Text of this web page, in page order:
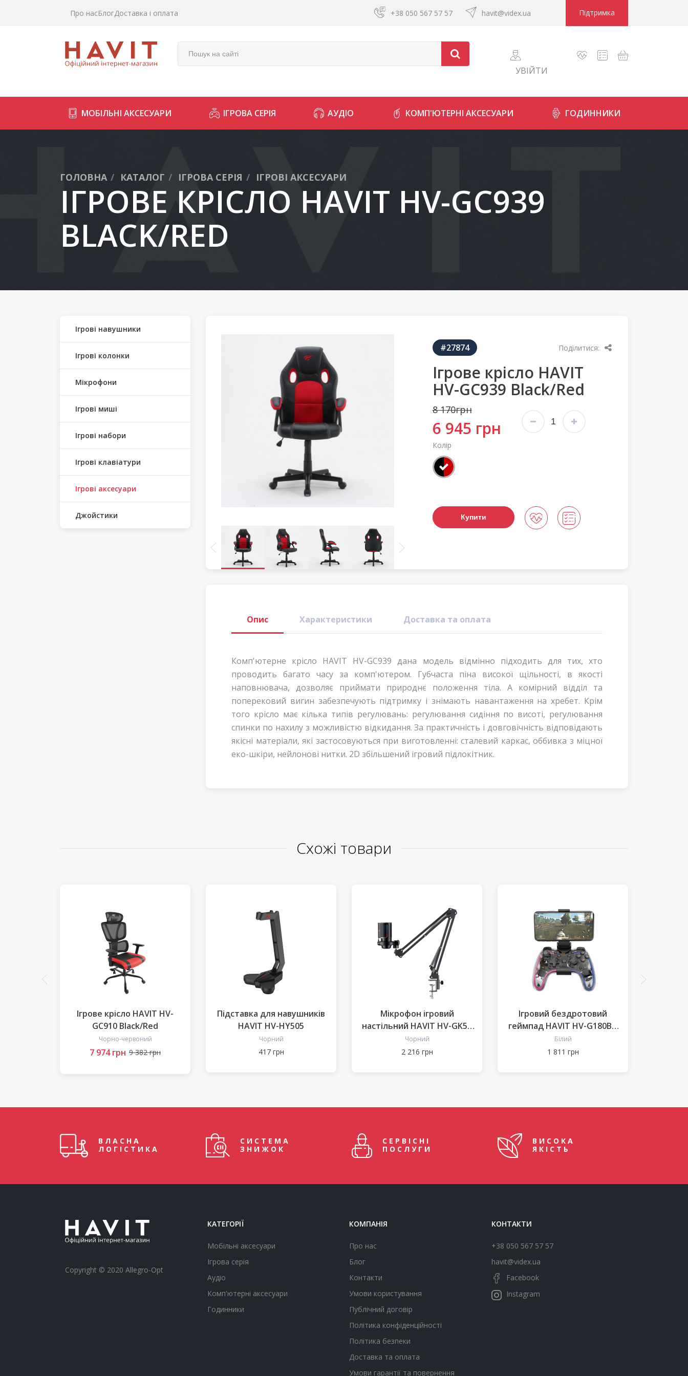
Про насБлогДоставка і оплата +38 050 567 57 57 havit@videx.ua Підтримка
УВІЙТИ
МОБІЛЬНІ АКСЕСУАРИ ІГРОВА СЕРІЯ АУДІО КОМП'ЮТЕРНІ АКСЕСУАРИ ГОДИННИКИ
ГОЛОВНА КАТАЛОГ ІГРОВА СЕРІЯ ІГРОВІ АКСЕСУАРИ
ІГРОВЕ КРІСЛО HAVIT HV-GC939
BLACK/RED
Ігрові навушники
Ігрові колонки
Мікрофони
Ігрові миші
Ігрові набори
Ігрові клавіатури
Ігрові аксесуари
Джойстики
Поділитися:
#27874
Ігрове крісло HAVIT
HV-GC939 Black/Red
8 170грн
6 945 грн
Колір
Купити
Опис Характеристики Доставка та оплата
Комп'ютерне крісло HAVIT HV-GC939 дана модель відмінно підходить для тих, хто
проводить багато часу за комп'ютером. Губчаста піна високої щільності, в якості
наповнювача, дозволяє приймати природнє положення тіла. А комірний відділ та
поперековий вигин забезпечують підтримку і знімають навантаження на хребет. Крім
того крісло має кілька типів регулювань: регулювання сидіння по висоті, регулювання
спинки по нахилу з можливістю відкидання. За практичність і довговічність відповідають
якісні матеріали, які застосовуються при виготовленні: сталевий каркас, оббивка з міцної
еко-шкіри, нейлонові нитки. 2D збільшений ігровий підлокітник.
Схожі товари
Ігрове крісло HAVIT HV-
GC910 Black/Red
Чорно-червоний
7 974 грн 9 382 грн
Підставка для навушників
HAVIT HV-HY505
Чорний
417 грн
Мікрофон ігровий
настільний HAVIT HV-GK50
PRO USB RGB
Чорний
2 216 грн
Ігровий бездротовий
геймпад HAVIT HV-G180BT
RGB Transparent
Білий
1 811 грн
ВЛАСНА
ЛОГІСТИКА
СИСТЕМА
ЗНИЖОК
СЕРВІСНІ
ПОСЛУГИ
ВИСОКА
ЯКІСТЬ
Copyright © 2020 Allegro-Opt
КАТЕГОРІЇ
Мобільні аксесуари
Ігрова серія
Аудіо
Комп'ютерні аксесуари
Годинники
КОМПАНІЯ
Про нас
Блог
Контакти
Умови користування
Публічний договір
Політика конфіденційності
Політика безпеки
Доставка та оплата
Умови гарантії та повернення
КОНТАКТИ
+38 050 567 57 57
havit@videx.ua
Facebook
Instagram